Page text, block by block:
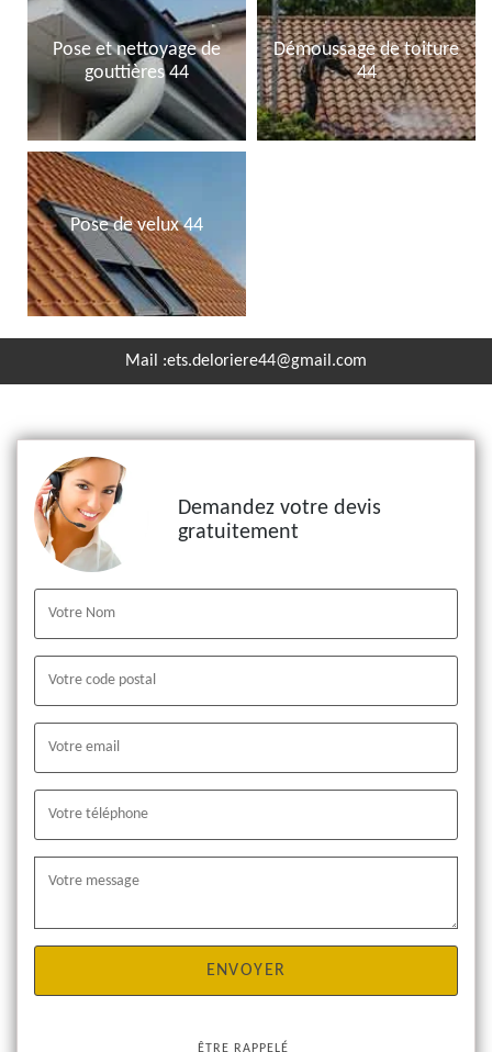
Pose et nettoyage de
gouttières 44
Démoussage de toiture
44
Pose de velux 44
Mail :ets.deloriere44@gmail.com
Demandez votre devis
gratuitement
ÊTRE RAPPELÉ